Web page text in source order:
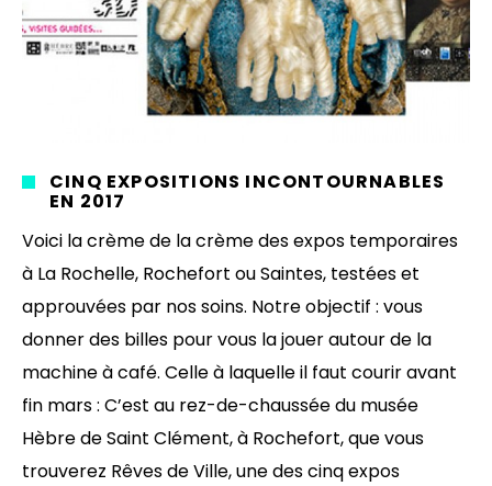
CINQ EXPOSITIONS INCONTOURNABLES
EN 2017
Voici la crème de la crème des expos temporaires
à La Rochelle, Rochefort ou Saintes, testées et
approuvées par nos soins. Notre objectif : vous
donner des billes pour vous la jouer autour de la
machine à café. Celle à laquelle il faut courir avant
fin mars : C’est au rez-de-chaussée du musée
Hèbre de Saint Clément, à Rochefort, que vous
trouverez Rêves de Ville, une des cinq expos